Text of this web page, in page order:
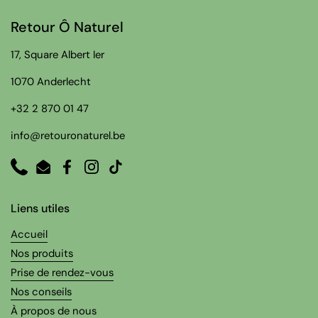
Retour Ô Naturel
17, Square Albert Ier
1070 Anderlecht
+32 2 870 01 47
info@retouronaturel.be
PhoneEmailFacebook
Instagram
TikTok
Liens utiles
Accueil
Nos produits
Prise de rendez-vous
Nos conseils
À propos de nous